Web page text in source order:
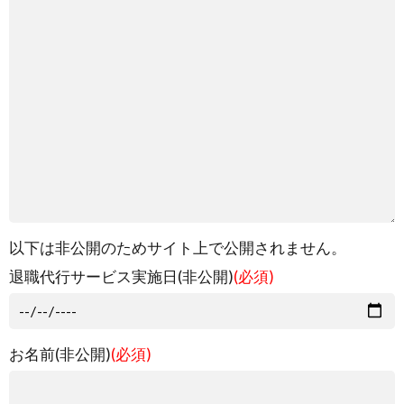
以下は非公開のためサイト上で公開されません。
退職代行サービス実施日(非公開)(必須)
お名前(非公開)(必須)